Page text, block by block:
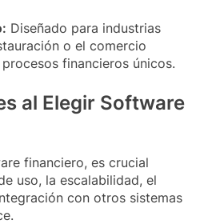
Diseñado para industrias
o el comercio
financieros únicos.
al Elegir Software
financiero, es crucial
uso, la escalabilidad, el
con otros sistemas